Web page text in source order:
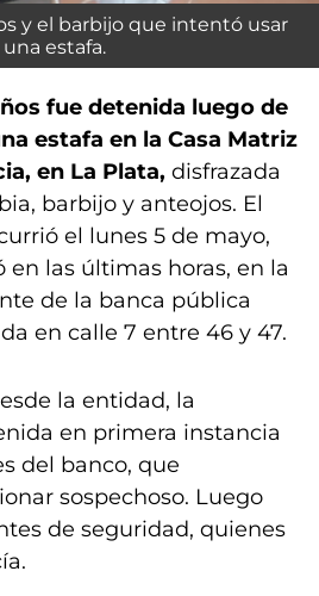
y el barbijo que intentó usar
estafa.
fue detenida luego de
estafa en la Casa Matriz
en La Plata, disfrazada
barbijo y anteojos. El
el lunes 5 de mayo,
en las últimas horas, en la
de la banca pública
en calle 7 entre 46 y 47.
la entidad, la
en primera instancia
del banco, que
sospechoso. Luego
de seguridad, quienes